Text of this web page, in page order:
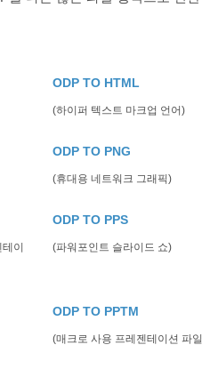
ODP TO HTML
(하이퍼 텍스트 마크업 언어)
ODP TO PNG
(휴대용 네트워크 그래픽)
이
ODP TO PPS
(파워포인트 슬라이드 쇼)
ODP TO PPTM
(매크로 사용 프레젠테이션 파